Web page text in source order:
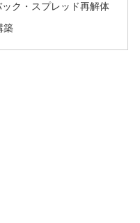
ク・スプレッド再解体
築